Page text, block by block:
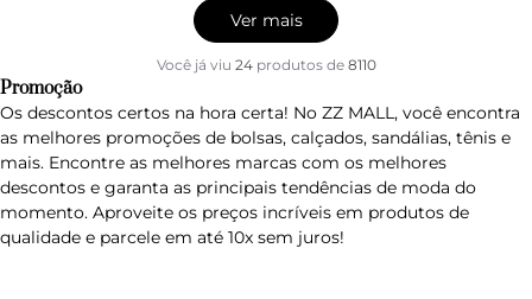
Ver mais
Você já viu 24 produtosde 8110
Promoção
Os descontos certos na hora certa! No ZZ MALL, você encontra
as melhores promoções de bolsas, calçados, sandálias, tênis e
mais. Encontre as melhores marcas com os melhores
descontos e garanta as principais tendências de moda do
momento. Aproveite os preços incríveis em produtos de
qualidade e parcele em até 10x sem juros!